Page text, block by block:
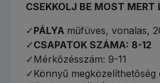
CSEKKOLJ BE MOST
✓PÁLYA műfüves, vonalas,
✓CSAPATOK SZÁMA: 8-12
✓Mérkőzésszám: 9-11
✓Könnyű megközelíthetőség